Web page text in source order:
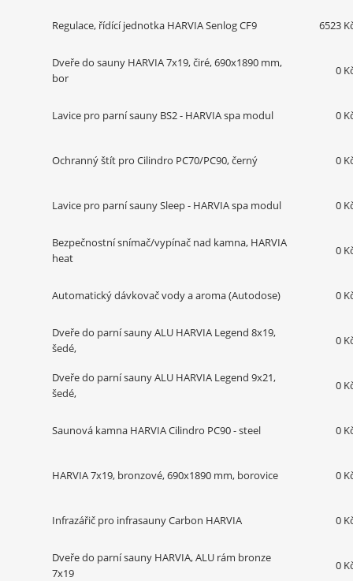
Regulace, řídící jednotka HARVIA Senlog CF9 6523
Dveře do sauny HARVIA 7x19, čiré, 690x1890 mm,
bor
0
Lavice pro parní sauny BS2 - HARVIA spa modul 0
Ochranný štít pro Cilindro PC70/PC90, černý 0
Lavice pro parní sauny Sleep - HARVIA spa modul 0
Bezpečnostní snímač/vypínač nad kamna, HARVIA
heat
0
Automatický dávkovač vody a aroma (Autodose) 0
Dveře do parní sauny ALU HARVIA Legend 8x19,
šedé,
0
Dveře do parní sauny ALU HARVIA Legend 9x21,
šedé,
0
Saunová kamna HARVIA Cilindro PC90 - steel 0
HARVIA 7x19, bronzové, 690x1890 mm, borovice 0
Infrazářič pro infrasauny Carbon HARVIA 0
Dveře do parní sauny HARVIA, ALU rám bronze
7x19
0